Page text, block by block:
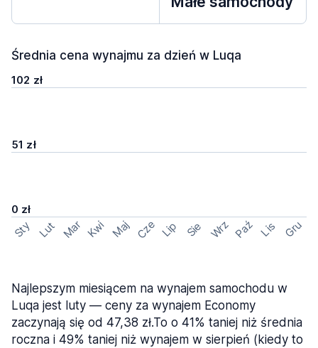
Średnia cena wynajmu za dzień w Luqa
102 zł
51 zł
0 zł
Sty Lut Mar Kwi Maj Cze Lip Sie Wrz Paź Lis Gru
Najlepszym miesiącem na wynajem samochodu w
Luqa jest luty — ceny za wynajem Economy
zaczynają się od 47,38 zł.To o 41% taniej niż średnia
roczna i 49% taniej niż wynajem w sierpień (kiedy to